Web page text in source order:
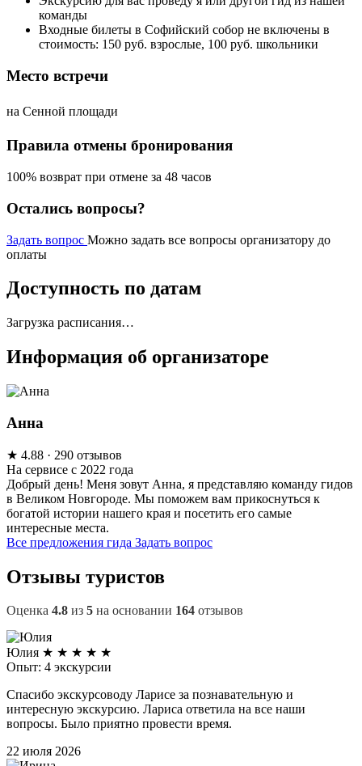
команды
Входные билеты в Софийский собор не включены в
стоимость: 150 руб. взрослые, 100 руб. школьники
Место встречи
на Сенной площади
Правила отмены бронирования
100% возврат при отмене за 48 часов
Остались вопросы?
Задать вопрос Можно задать все вопросы организатору до
оплаты
Доступность по датам
Загрузка расписания…
Информация об организаторе
Анна
★ 4.88 · 290 отзывов
На сервисе с 2022 года
Добрый день! Меня зовут Анна, я представляю команду гидов
в Великом Новгороде. Мы поможем вам прикоснуться к
богатой истории нашего края и посетить его самые
интересные места.
Все предложения гида Задать вопрос
Отзывы туристов
Оценка 4.8 из 5 на основании 164 отзывов
Юлия ★ ★ ★ ★ ★
Опыт: 4 экскурсии
Спасибо экскурсоводу Ларисе за познавательную и
интересную экскурсию. Лариса ответила на все наши
вопросы. Было приятно провести время.
22 июля 2026